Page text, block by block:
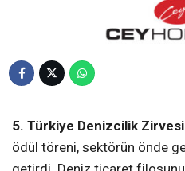
5. Türkiye Denizcilik Zirvesi
ödül töreni, sektörün önde